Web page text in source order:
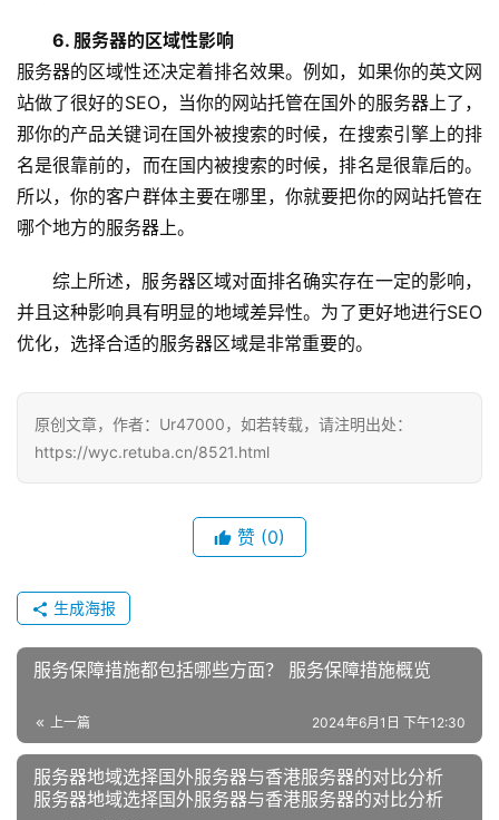
6. 服务器的区域性影响
服务器的区域性还决定着排名效果。例如，如果你的英文网
站做了很好的SEO，当你的网站托管在国外的服务器上了，
那你的产品关键词在国外被搜索的时候，在搜索引擎上的排
名是很靠前的，而在国内被搜索的时候，排名是很靠后的。
所以，你的客户群体主要在哪里，你就要把你的网站托管在
哪个地方的服务器上。
综上所述，服务器区域对面排名确实存在一定的影响，
并且这种影响具有明显的地域差异性。为了更好地进行SEO
优化，选择合适的服务器区域是非常重要的。
原创文章，作者：Ur47000，如若转载，请注明出处：
https://wyc.retuba.cn/8521.html
赞 (0)
生成海报
服务保障措施都包括哪些方面？ 服务保障措施概览
上一篇 2024年6月1日 下午12:30
服务器地域选择国外服务器与香港服务器的对比分析
服务器地域选择国外服务器与香港服务器的对比分析